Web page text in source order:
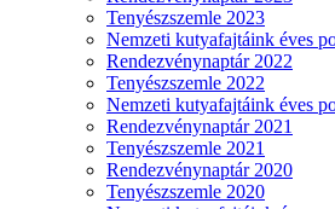
Tenyészszemle 2023
Nemzeti kutyafajtáink éves
Rendezvénynaptár 2022
Tenyészszemle 2022
Nemzeti kutyafajtáink éves
Rendezvénynaptár 2021
Tenyészszemle 2021
Rendezvénynaptár 2020
Tenyészszemle 2020